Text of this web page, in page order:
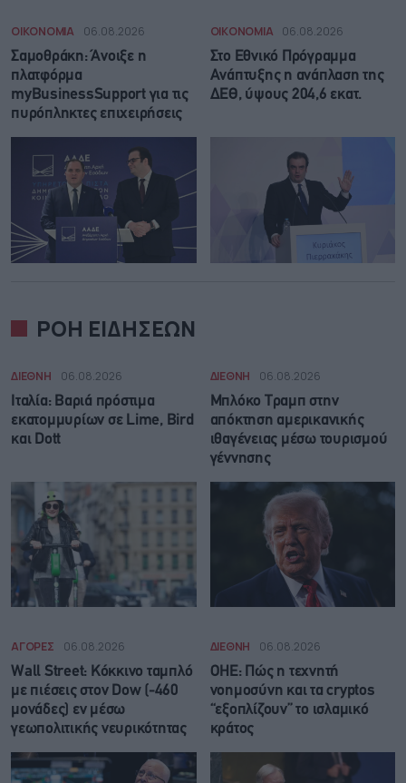
ΟΙΚΟΝΟΜΙΑ 06.08.2026
Σαμοθράκη: Άνοιξε η
πλατφόρμα
myBusinessSupport για τις
πυρόπληκτες επιχειρήσεις
ΟΙΚΟΝΟΜΙΑ 06.08.2026
Στο Εθνικό Πρόγραμμα
Ανάπτυξης η ανάπλαση της
ΔΕΘ, ύψους 204,6 εκατ.
ΡΟΗ ΕΙΔΗΣΕΩΝ
ΔΙΕΘΝΗ 06.08.2026
Ιταλία: Βαριά πρόστιμα
εκατομμυρίων σε Lime, Bird
και Dott
ΔΙΕΘΝΗ 06.08.2026
Μπλόκο Τραμπ στην
απόκτηση αμερικανικής
ιθαγένειας μέσω τουρισμού
γέννησης
ΑΓΟΡΕΣ 06.08.2026
Wall Street: Κόκκινο ταμπλό
με πιέσεις στον Dow (-460
μονάδες) εν μέσω
γεωπολιτικής νευρικότητας
ΔΙΕΘΝΗ 06.08.2026
ΟΗΕ: Πώς η τεχνητή
νοημοσύνη και τα cryptos
“εξοπλίζουν” το ισλαμικό
κράτος